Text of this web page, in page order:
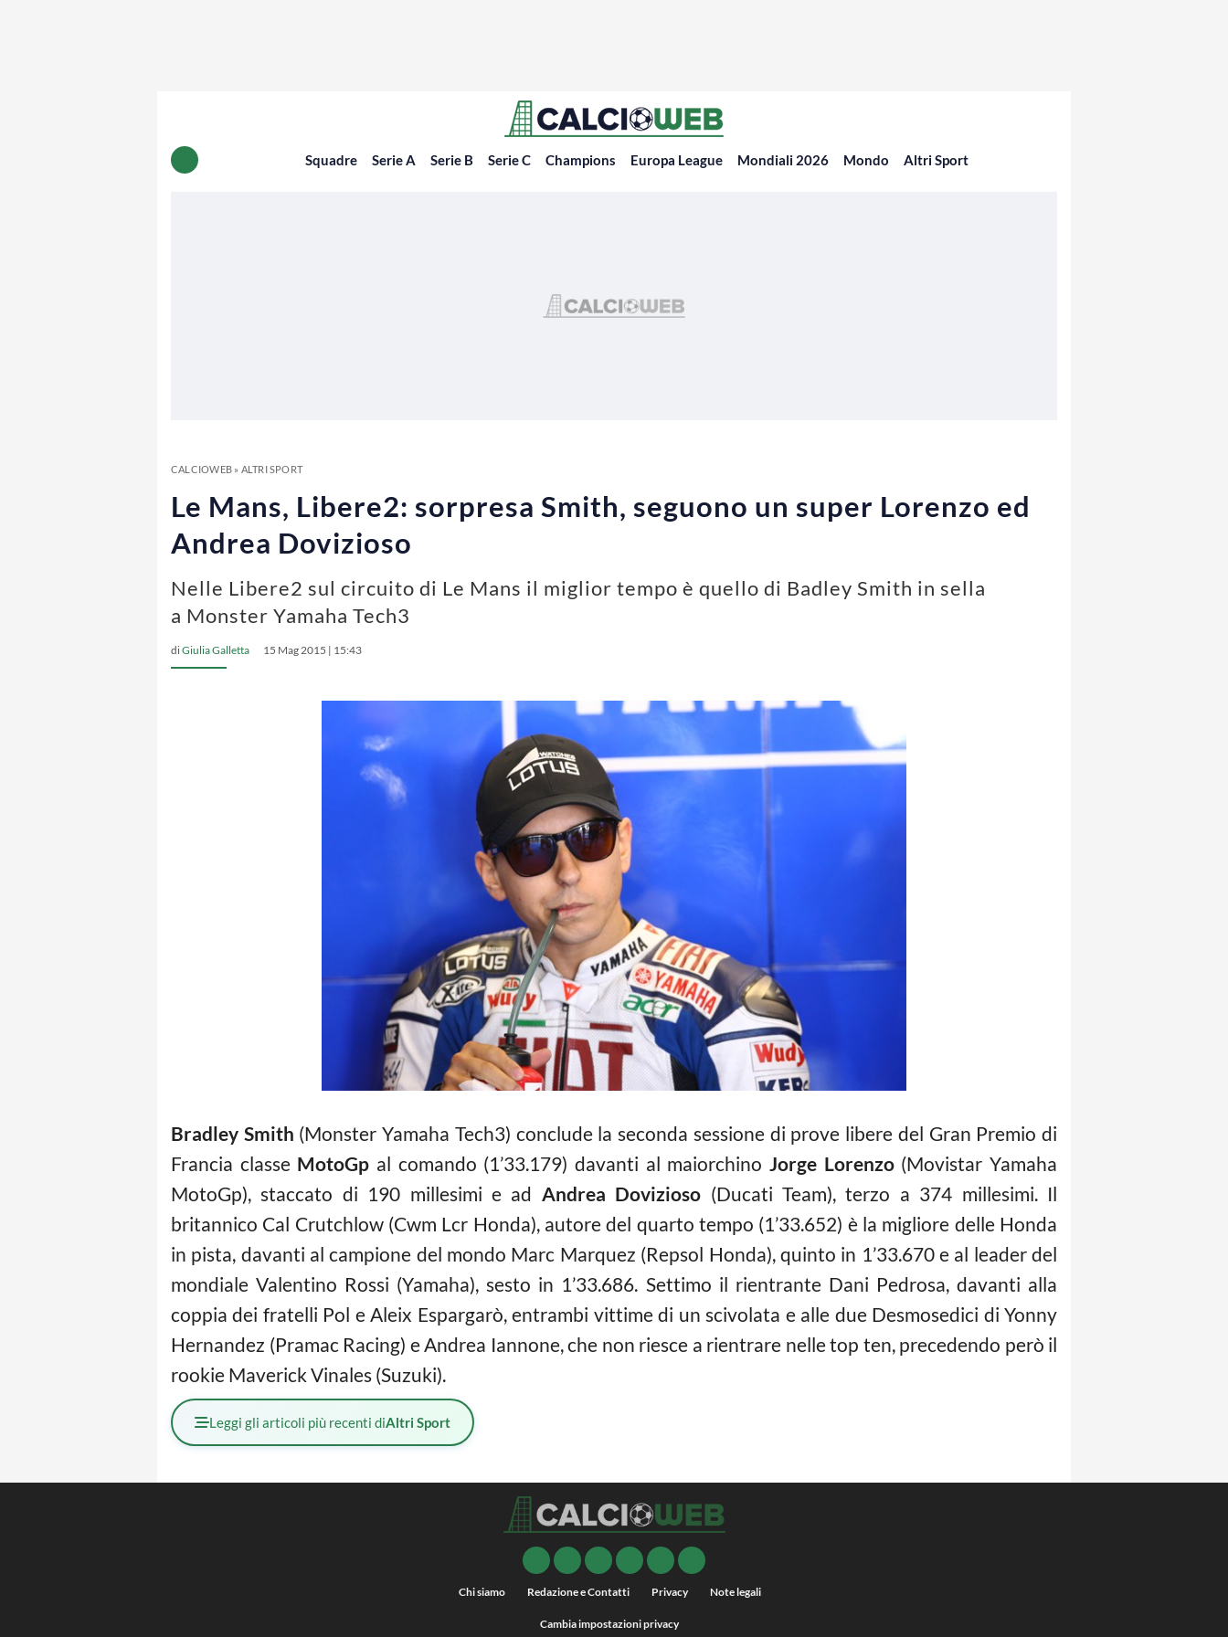
Squadre Serie A Serie B Serie C Champions Europa League Mondiali 2026 Mondo Altri Sport
CALCIOWEB» ALTRI SPORT
Le Mans, Libere2: sorpresa Smith, seguono un super Lorenzo ed
Andrea Dovizioso
Nelle Libere2 sul circuito di Le Mans il miglior tempo è quello di Badley Smith in sella
a Monster Yamaha Tech3
diGiulia Galletta 15 Mag 2015 | 15:43
Bradley Smith (Monster Yamaha Tech3) conclude la seconda sessione di prove libere del Gran Premio di
Francia classe MotoGp al comando (1’33.179) davanti al maiorchino Jorge Lorenzo(Movistar Yamaha
MotoGp), staccato di 190 millesimi e ad Andrea Dovizioso (Ducati Team), terzo a 374 millesimi. Il
britannico Cal Crutchlow (Cwm Lcr Honda), autore del quarto tempo (1’33.652) è la migliore delle Honda
in pista, davanti al campione del mondo Marc Marquez (Repsol Honda), quinto in 1’33.670 e al leader del
mondiale Valentino Rossi (Yamaha), sesto in 1’33.686. Settimo il rientrante Dani Pedrosa, davanti alla
coppia dei fratelli Pol e Aleix Espargarò, entrambi vittime di un scivolata e alle due Desmosedici di Yonny
Hernandez (Pramac Racing) e Andrea Iannone, che non riesce a rientrare nelle top ten, precedendo però il
rookie Maverick Vinales (Suzuki).
Leggi gli articoli più recenti diAltri Sport
Chi siamo Redazione e Contatti Privacy Note legali
Cambia impostazioni privacy